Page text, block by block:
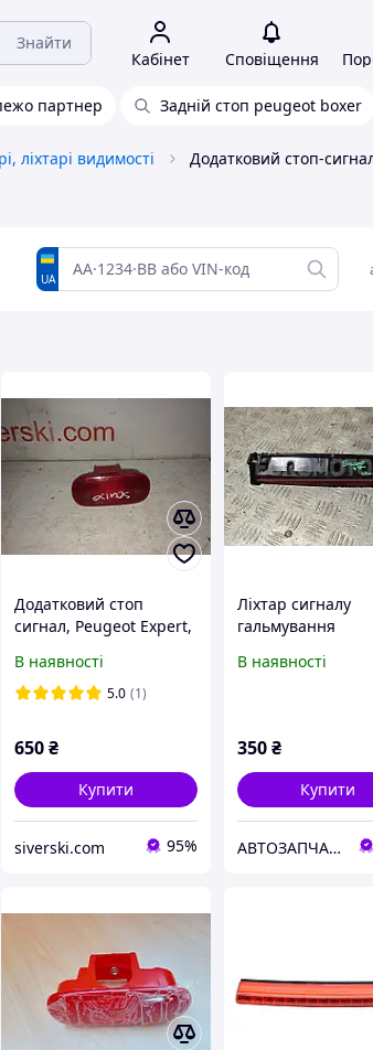
Знайти
Кабінет Сповіщення
партнер Задній стоп peugeot boxer
ліхтарі видимості Додатковий стоп-
UA
Додатковий стоп
сигнал, Peugeot Expert,
Jumpy, 7700352940
В наявності
5.0 (1)
650₴
Купити
siverski.com 95%
Ліхтар сигналу
гальмування
сигнал) Fiat Scudo
В наявності
350 ₴
Купити
АВТОЗАПЧАСТИНИ